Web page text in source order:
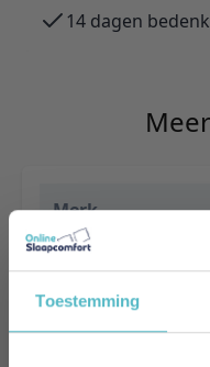
Toestemming
14 dagen
Merk
Innovation Living
EAN